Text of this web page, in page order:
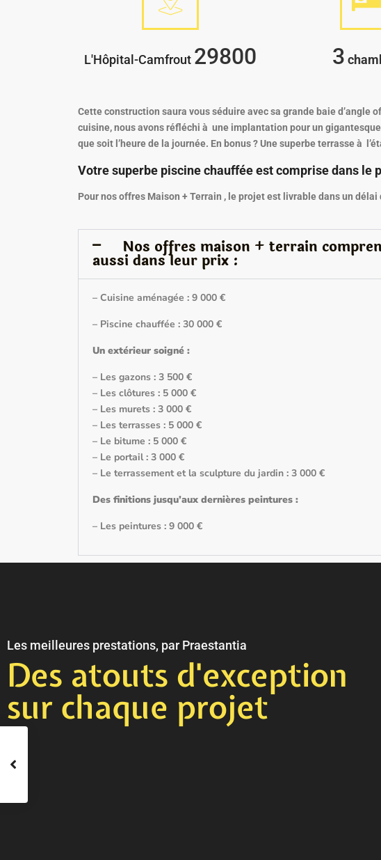
L'Hôpital-Camfrout 29800 3
Cette construction saura vous séduire avec sa grande baie d’angle
cuisine, nous avons réfléchi à une implantation pour un
que soit l’heure de la journée. En bonus ? Une superbe terrasse à
Votre superbe piscine chauffée est comprise dans le
Pour nos offres Maison + Terrain , le projet est livrable dans un délai
Nos offres maison + terrain
aussi dans leur prix :
– Cuisine aménagée : 9 000 €
– Piscine chauffée : 30 000 €
Un extérieur soigné :
– Les gazons : 3 500 €
– Les clôtures : 5 000 €
– Les murets : 3 000 €
– Les terrasses : 5 000 €
– Le bitume : 5 000 €
– Le portail : 3 000 €
– Le terrassement et la sculpture du jardin : 3 000 €
Des finitions jusqu’aux dernières peintures :
– Les peintures : 9 000 €
Les meilleures prestations, par Praestantia
Des atouts d'exception
sur chaque projet